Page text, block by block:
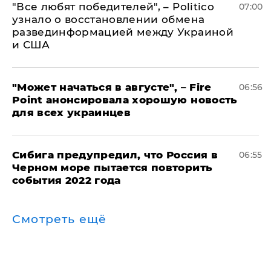
​"Все любят победителей", – Politico
узнало о восстановлении обмена
развединформацией между Украиной
и США
07:00
"Может начаться в августе", – Fire
Point анонсировала хорошую новость
для всех украинцев
06:56
Сибига предупредил, что Россия в
Черном море пытается повторить
события 2022 года
06:55
Смотреть ещё